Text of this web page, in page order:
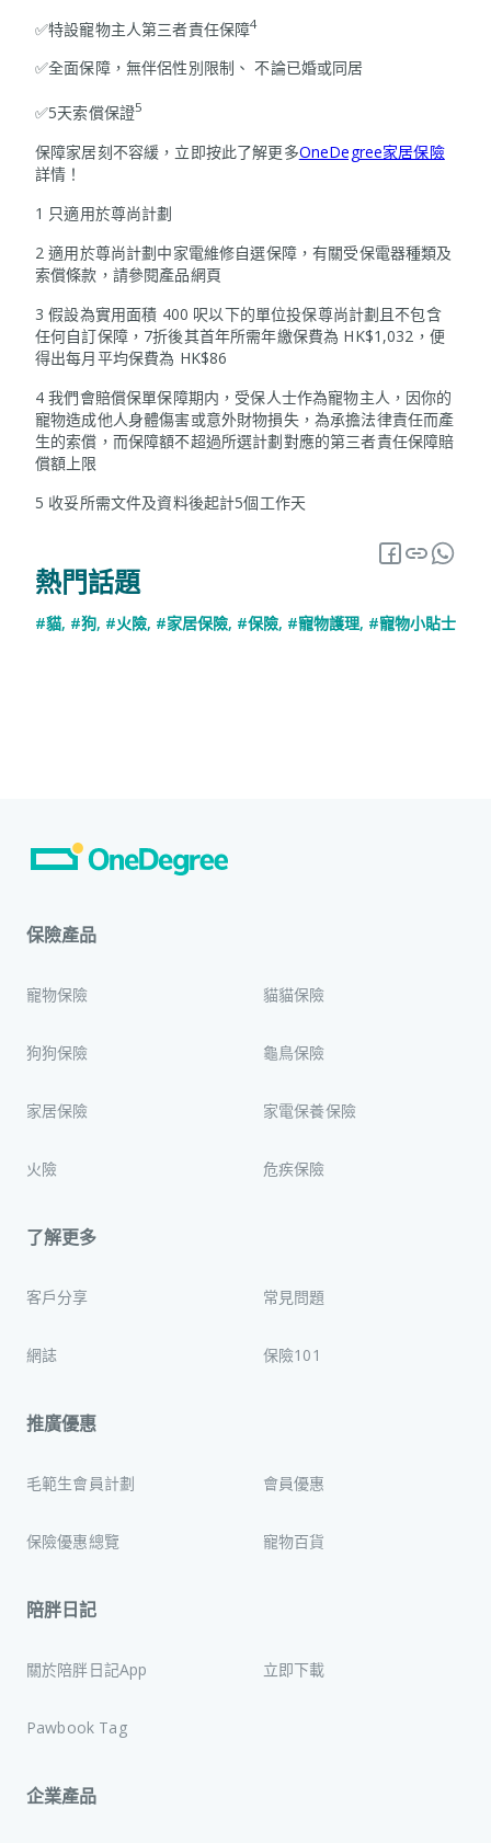
✅特設寵物主人第三者責任保障4
✅全面保障，無伴侶性別限制、 不論已婚或同居
✅5天索償保證5
保障家居刻不容緩，立即按此了解更多OneDegree家居保險
詳情！
1 只適用於尊尚計劃
2 適用於尊尚計劃中家電維修自選保障，有關受保電器種類及
索償條款，請參閱產品網頁
3 假設為實用面積 400 呎以下的單位投保尊尚計劃且不包含
任何自訂保障，7折後其首年所需年繳保費為 HK$1,032，便
得出每月平均保費為 HK$86
4 我們會賠償保單保障期内，受保人士作為寵物主人，因你的
寵物造成他人身體傷害或意外財物損失，為承擔法律責任而產
生的索償，而保障額不超過所選計劃對應的第三者責任保障賠
償額上限
5 收妥所需文件及資料後起計5個工作天
熱門話題
#貓, #狗, #火險, #家居保險, #保險, #寵物護理, #寵物小貼士
保險產品
寵物保險 貓貓保險
狗狗保險 龜鳥保險
家居保險 家電保養保險
火險 危疾保險
了解更多
客戶分享 常見問題
網誌 保險101
推廣優惠
毛範生會員計劃 會員優惠
保險優惠總覽 寵物百貨
陪胖日記
關於陪胖日記App 立即下載
Pawbook Tag
企業產品